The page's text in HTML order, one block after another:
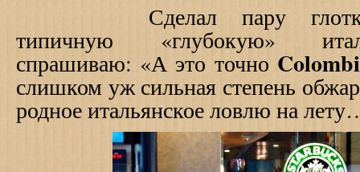
Сделал пару глотков
типичную «глубокую»
спрашиваю: «А это точно
слишком уж сильная степень
родное итальянское ловлю на